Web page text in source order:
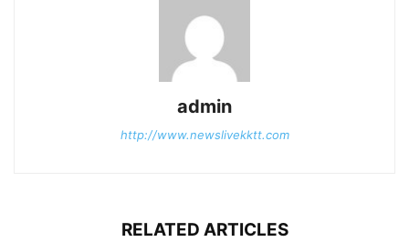
admin
http://www.newslivekktt.com
RELATED ARTICLES